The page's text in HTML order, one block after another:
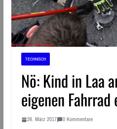
TECHNISCH
Nö: Kind in Laa
eigenen
26. März 2017 0 Kommentare